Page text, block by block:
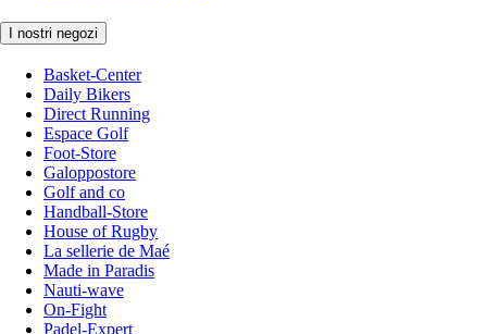
I nostri negozi
Basket-Center
Daily Bikers
Direct Running
Espace Golf
Foot-Store
Galoppostore
Golf and co
Handball-Store
House of Rugby
La sellerie de Maé
Made in Paradis
Nauti-wave
On-Fight
Padel-Expert